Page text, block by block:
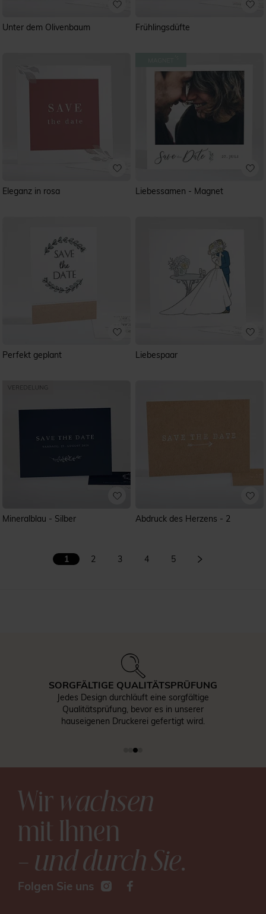
Unter dem Olivenbaum Frühlingsdüfte
Eleganz in rosa Liebessamen - Magnet
Perfekt geplant Liebespaar
Mineralblau - Silber Abdruck des Herzens - 2
1 2 3 4 5
SORGFÄLTIGE QUALITÄTSPRÜFUNG
Jedes Design durchläuft eine sorgfältige
Qualitätsprüfung, bevor es in unserer
hauseigenen Druckerei gefertigt wird.
Wirwachsen
mit Ihnen
– und durch Sie.
Folgen Sie uns